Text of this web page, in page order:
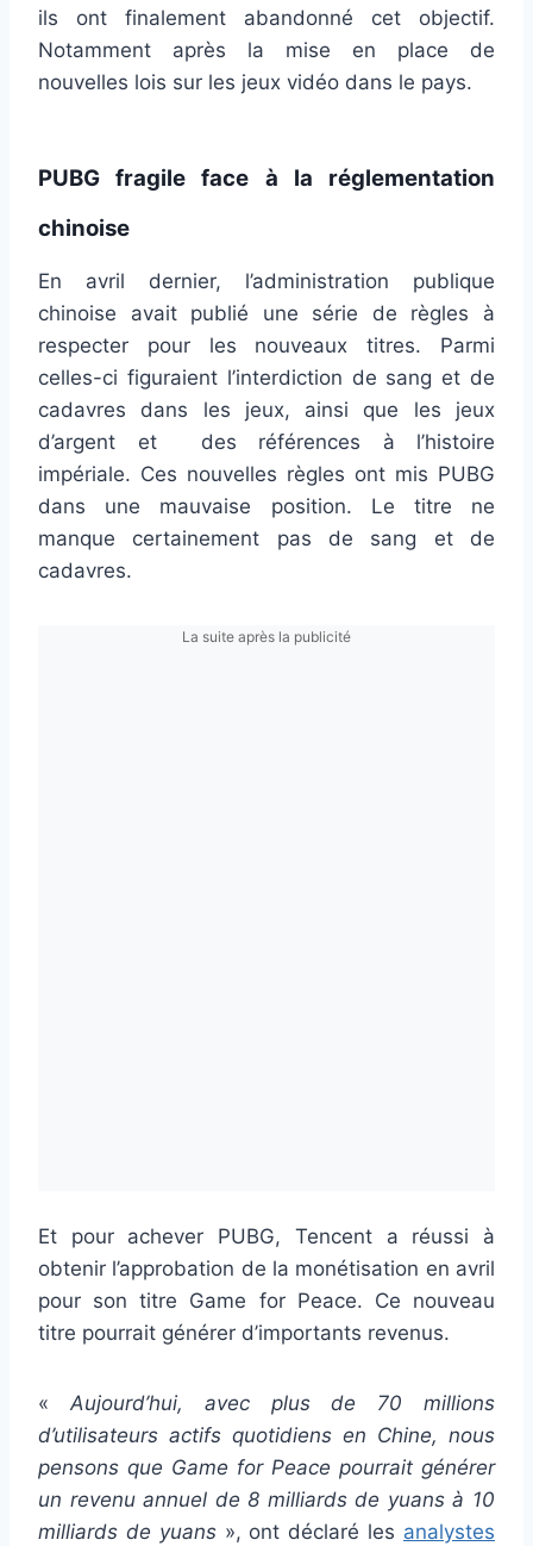
ils ont finalement abandonné cet objectif.
Notamment après la mise en place de
nouvelles lois sur les jeux vidéo dans le pays.
PUBG fragile face à la réglementation
chinoise
En avril dernier, l’administration publique
chinoise avait publié une série de règles à
respecter pour les nouveaux titres. Parmi
celles-ci figuraient l’interdiction de sang et de
cadavres dans les jeux, ainsi que les jeux
d’argent et des références à l’histoire
impériale. Ces nouvelles règles ont mis PUBG
dans une mauvaise position. Le titre ne
manque certainement pas de sang et de
cadavres.
La suite après la publicité
Et pour achever PUBG, Tencent a réussi à
obtenir l’approbation de la monétisation en avril
pour son titre Game for Peace. Ce nouveau
titre pourrait générer d’importants revenus.
« Aujourd’hui, avec plus de 70 millions
d’utilisateurs actifs quotidiens en Chine, nous
pensons que Game for Peace pourrait générer
un revenu annuel de 8 milliards de yuans à 10
milliards de yuans», ont déclaré les analystes